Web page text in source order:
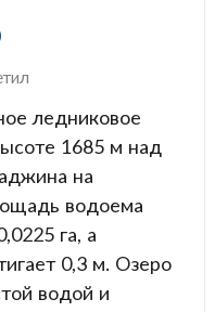
ледниковое
1685 м над
на
водоема
га, а
0,3 м. Озеро
водой и